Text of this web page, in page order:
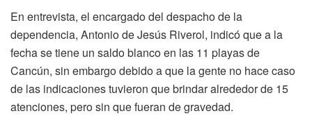
En entrevista, el encargado del despacho de la
dependencia, Antonio de Jesús Riverol, indicó que a la
fecha se tiene un saldo blanco en las 11 playas de
Cancún, sin embargo debido a que la gente no hace caso
de las indicaciones tuvieron que brindar alrededor de 15
atenciones, pero sin que fueran de gravedad.